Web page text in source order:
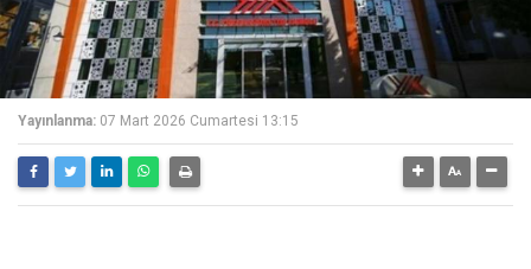
Yayınlanma: 07 Mart 2026 Cumartesi 13:15